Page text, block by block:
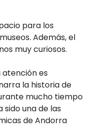
para los
Además, el
muy curiosos.
atención es
la historia de
mucho tiempo
una de las
de Andorra